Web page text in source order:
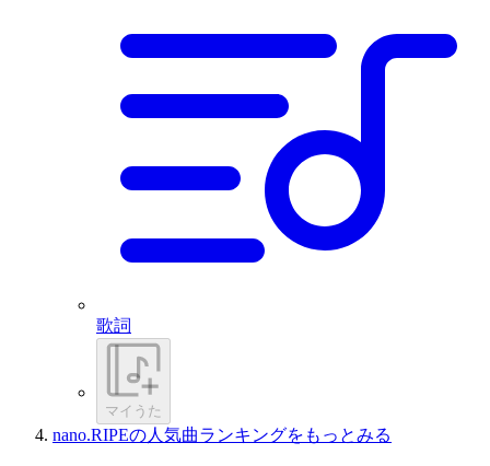
歌詞
マイうた
nano.RIPEの人気曲ランキングをもっとみる